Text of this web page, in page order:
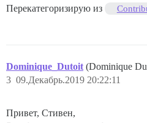
Перекатегоризирую из
Dominique_Dutoit (Dominique
09.Декабрь.2019 20:22:11
3
Привет, Стивен,